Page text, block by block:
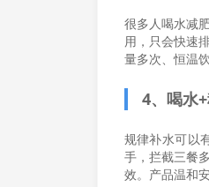
很多人喝水减
用，只会快速
量多次、恒温
4、喝水
规律补水可以
手，拦截三餐
效。产品温和